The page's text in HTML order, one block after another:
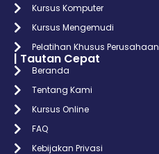
Kursus Komputer
Kursus Mengemudi
Pelatihan Khusus Perusahaan
| Tautan Cepat
Beranda
Tentang Kami
Kursus Online
FAQ
Kebijakan Privasi